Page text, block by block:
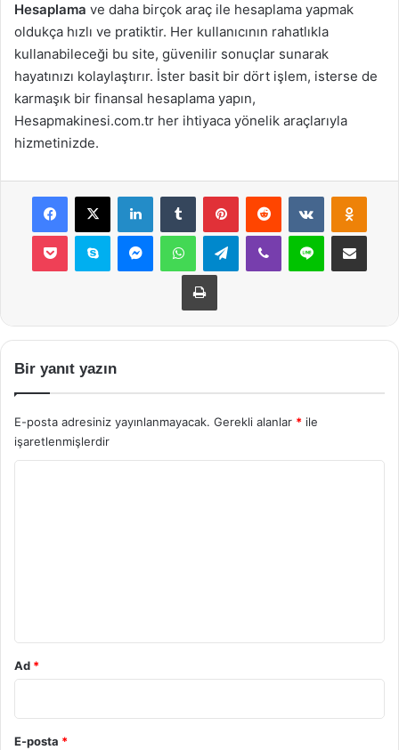
Hesaplama ve daha birçok araç ile hesaplama yapmak
oldukça hızlı ve pratiktir. Her kullanıcının rahatlıkla
kullanabileceği bu site, güvenilir sonuçlar sunarak
hayatınızı kolaylaştırır. İster basit bir dört işlem, isterse de
karmaşık bir finansal hesaplama yapın,
Hesapmakinesi.com.tr her ihtiyaca yönelik araçlarıyla
hizmetinizde.
Facebook
X LinkedInTumblr PinterestReddit VKontakte
Pocket Skype MessengerWhatsAppTelegramViber Line E-Posta ile
Yazdır
Bir yanıt yazın
E-posta adresiniz yayınlanmayacak. Gerekli alanlar * ile
işaretlenmişlerdir
Ad *
E-posta *